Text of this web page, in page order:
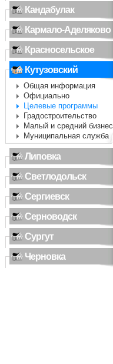
Кандабулак
Кармало-Аделяково
Красносельское
Кутузовский
Общая информация
Официально
Целевые программы
Градостроительство
Малый и средний бизнес
Муниципальная служба
Липовка
Светлодольск
Сергиевск
Серноводск
Сургут
Черновка